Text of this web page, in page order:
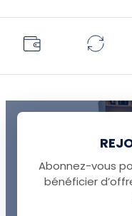
Abonnez-vous
bénéficier